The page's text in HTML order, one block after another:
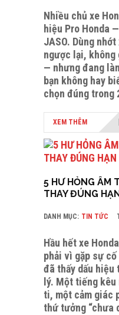
Nhiều chủ xe
hiệu Pro Honda
JASO. Dùng
ngược lại, không
— nhưng đang
bạn không hay
chọn đúng trong
XEM THÊM
5 HƯ HỎNG ÂM
THAY ĐÚNG HẠN
DANH MỤC: TIN TỨC
Hầu hết xe
phải vì gặp sự
đã thấy dấu
lý. Một tiếng
ti, một cảm giác
thứ tưởng “chưa